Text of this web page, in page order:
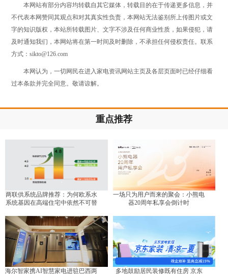
本网站有部分内容均转载自其它媒体，转载目的在于传递更多信息，并
不代表本网赞同其观点和对其真实性负责，本网站无法鉴别所上传图片或文
字的知识版权，本站所转载图片、文字不涉及任何商业性质，如果侵犯，请
及时通知我们，本网站将在第一时间及时删除，不承担任何侵权责任。联系
方式：sikto@126.com
本网认为，一切网民在进入家电资讯网站主页及各层页面时已经仔细看
过本条款并完全同意。敬请谅解。
重点推荐
两联供系统品牌推荐：为何欧系水
系统基因在高端住宅中依然不可替
一场只为用户而来的聚会：小熊电
器20周年私享会倒计时
海尔智家携AI智慧家电进驻巴西两 多地鼓励居民装修既有住房 京东